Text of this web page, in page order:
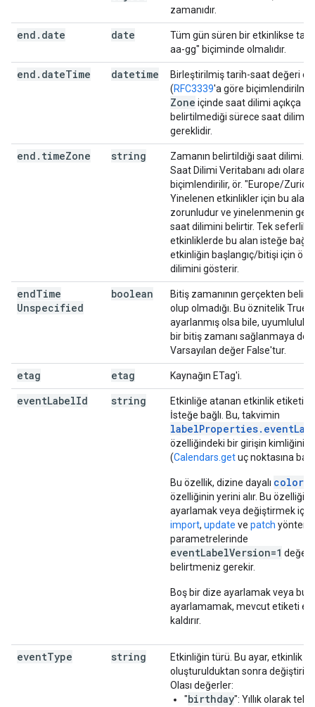
zamanıdır.
end . date date
Tüm gün süren bir etkinlikse
aa-gg" biçiminde olmalıdır.
end . dateTime datetime
Birleştirilmiş tarih-saat değeri
(RFC3339'a göre
Zone içinde saat dilimi açıkça
belirtilmediği sürece saat dilimi
gereklidir.
end . timeZone string
Zamanın belirtildiği saat dilimi.
Saat Dilimi Veritabanı adı olarak
biçimlendirilir, ör. "Europe/
Yinelenen etkinlikler için bu alan
zorunludur ve yinelenmenin
saat dilimini belirtir. Tek seferlik
etkinliklerde bu alan isteğe
etkinliğin başlangıç/bitişi için
dilimini gösterir.
endTime
Unspecified
boolean
Bitiş zamanının gerçekten
olup olmadığı. Bu öznitelik True
ayarlanmış olsa bile, uyumluluk
bir bitiş zamanı sağlanmaya
Varsayılan değer False'tur.
etag etag Kaynağın ETag'i.
eventLabelId string
Etkinliğe atanan etkinlik
İsteğe bağlı. Bu, takvimin
özelliğindeki bir girişin kimliğini
(Calendars.getuç noktasına
Bu özellik, dizine dayalı colorId
özelliğinin yerini alır. Bu özelliği
ayarlamak veya değiştirmek için
import, update ve patch
parametrelerinde
eventLabelVersion=1
belirtmeniz gerekir.
Boş bir dize ayarlamak veya bu
ayarlamamak, mevcut etiketi
kaldırır.
eventType string
Etkinliğin türü. Bu ayar, etkinlik
oluşturulduktan sonra
Olası değerler:
"birthday": Yıllık olarak